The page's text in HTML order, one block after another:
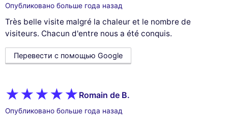
Опубликовано больше года назад
Très belle visite malgré la chaleur et le nombre de
visiteurs. Chacun d'entre nous a été conquis.
Перевести с помощью Google
Romain de B.
Опубликовано больше года назад